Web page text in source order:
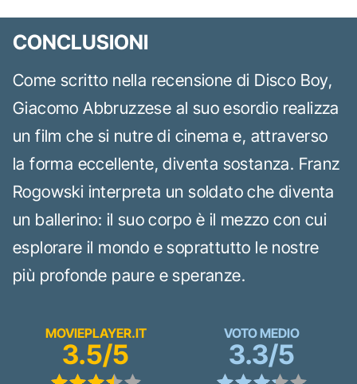
CONCLUSIONI
Come scritto nella recensione di Disco Boy,
Giacomo Abbruzzese al suo esordio realizza
un film che si nutre di cinema e, attraverso
la forma eccellente, diventa sostanza. Franz
Rogowski interpreta un soldato che diventa
un ballerino: il suo corpo è il mezzo con cui
esplorare il mondo e soprattutto le nostre
più profonde paure e speranze.
MOVIEPLAYER.IT
3.5/5
VOTO MEDIO
3.3/5